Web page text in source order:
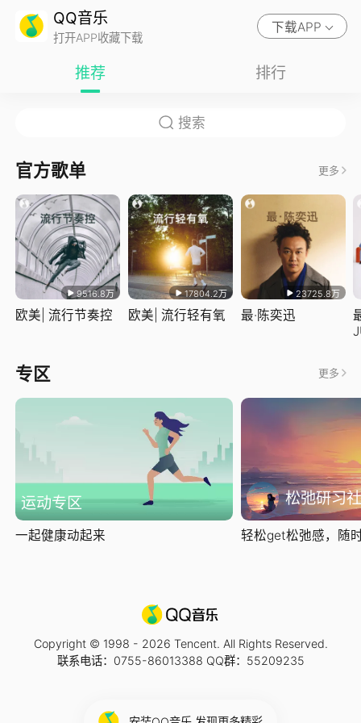
QQ音乐
打开APP收藏下载
下载APP
推荐 排行
官方歌单 更多
9516.8万
欧美| 流行节奏控
17804.2万
欧美| 流行轻有氧
23725.8万
最·陈奕迅
专区 更多
运动专区
一起健康动起来
松弛研习社
轻松get松弛感，随
Copyright © 1998 - 2026 Tencent. All Rights Reserved.
联系电话：0755-86013388 QQ群：55209235